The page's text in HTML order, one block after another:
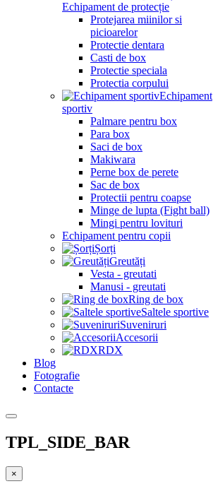
Echipament de protecție
Protejarea miinilor si
picioarelor
Protectie dentara
Casti de box
Protectie speciala
Protectia corpului
Echipament
sportiv
Palmare pentru box
Para box
Saci de box
Makiwara
Perne box de perete
Sac de box
Protectii pentru coapse
Minge de lupta (Fight ball)
Mingi pentru lovituri
Echipament pentru copii
Șorți
Greutăți
Vesta - greutati
Manusi - greutati
Ring de box
Saltele sportive
Suveniruri
Accesorii
RDX
Blog
Fotografie
Contacte
TPL_SIDE_BAR
×